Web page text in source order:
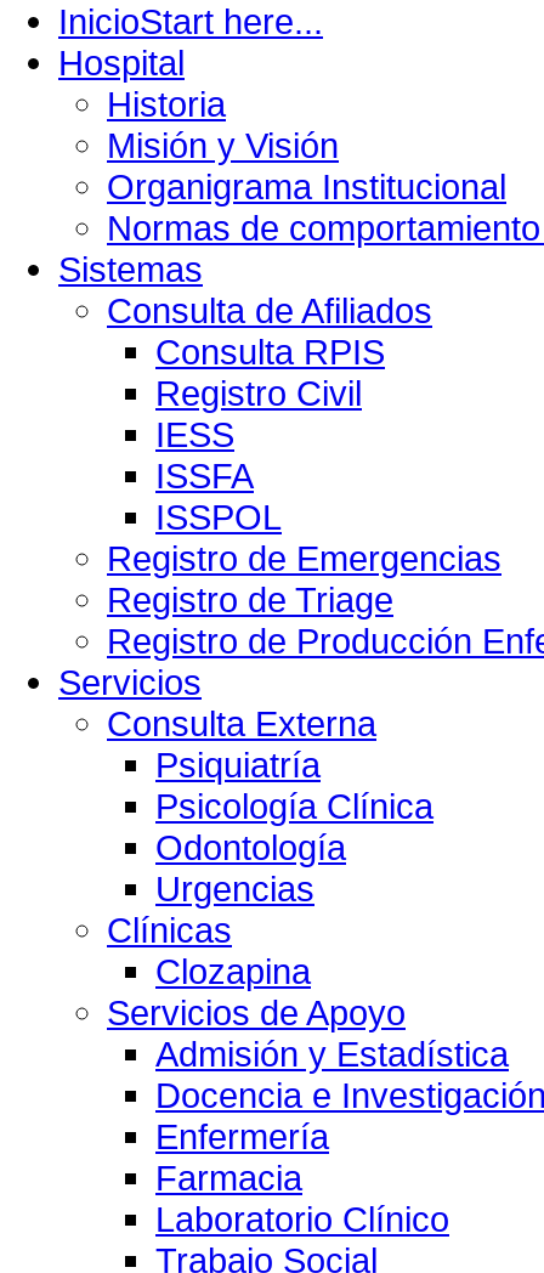
InicioStart here...
Hospital
Historia
Misión y Visión
Organigrama Institucional
Normas de
Sistemas
Consulta de Afiliados
Consulta RPIS
Registro Civil
IESS
ISSFA
ISSPOL
Registro de Emergencias
Registro de Triage
Registro de Producción
Servicios
Consulta Externa
Psiquiatría
Psicología Clínica
Odontología
Urgencias
Clínicas
Clozapina
Servicios de Apoyo
Admisión y Estadística
Docencia e
Enfermería
Farmacia
Laboratorio Clínico
Trabajo Social